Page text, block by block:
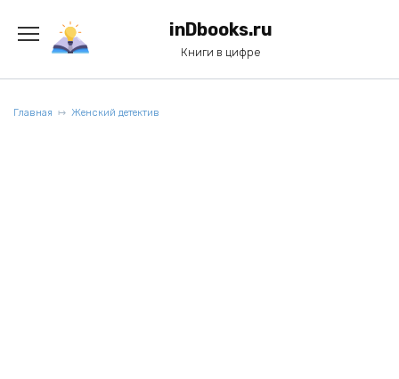
содержанию
inDbooks.ru
Книги в цифре
Главная Женский детектив